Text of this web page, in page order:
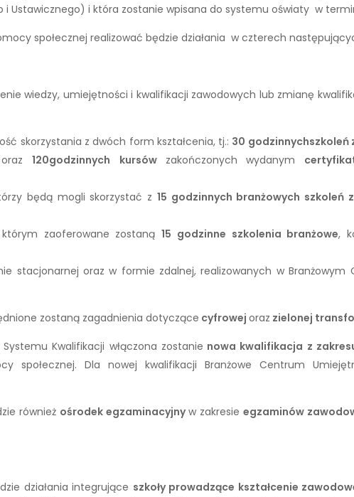
Ustawicznego) i która zostanie wpisana do systemu oświaty w
społecznej realizować będzie działania w czterech
wiedzy, umiejętności i kwalifikacji zawodowych lub zmianę
skorzystania z dwóch form kształcenia, tj.: 30 godzinnychszkoleń
120godzinnych kursów zakończonych wydanym
będą mogli skorzystać z 15 godzinnych branżowych szkoleń
zaoferowane zostaną15 godzinne szkolenia branżowe,
stacjonarnej oraz w formie zdalnej, realizowanych w Branżowym
zostaną zagadnienia dotyczące cyfrowej oraz zielonej
Kwalifikacji włączona zostanie nowa kwalifikacja z
społecznej. Dla nowej kwalifikacji Branżowe Centrum
również ośrodek egzaminacyjnyw zakresieegzaminów
działania integrujące szkoły prowadzące kształcenie